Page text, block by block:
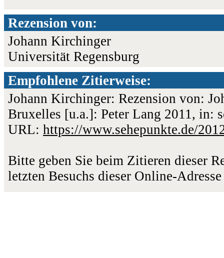
Rezension von:
Johann Kirchinger
Universität Regensburg
Empfohlene Zitierweise:
Johann Kirchinger: Rezension von:
Bruxelles [u.a.]: Peter Lang 2011, in:
URL: https://www.sehepunkte.de/
Bitte geben Sie beim Zitieren dieser
letzten Besuchs dieser Online-Adresse